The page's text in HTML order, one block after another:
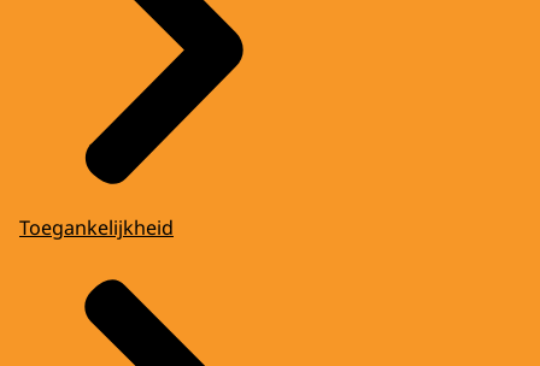
Toegankelijkheid